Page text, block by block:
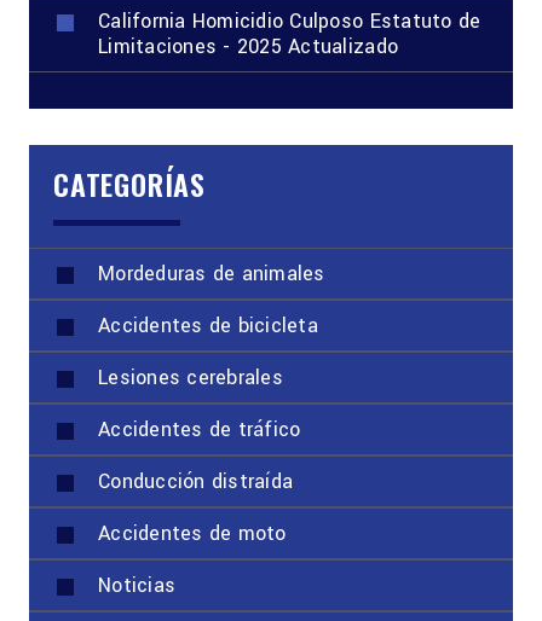
California Homicidio Culposo Estatuto de
Limitaciones - 2025 Actualizado
CATEGORÍAS
Mordeduras de animales
Accidentes de bicicleta
Lesiones cerebrales
Accidentes de tráfico
Conducción distraída
Accidentes de moto
Noticias